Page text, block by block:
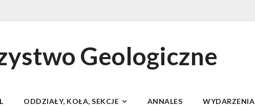
Geologiczne
ODDZIAŁY, KOŁA, SEKCJE ANNALES WYDARZENIA